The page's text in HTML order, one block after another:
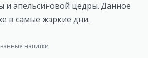
и апельсиновой цедры. Данное
в самые жаркие дни.
напитки